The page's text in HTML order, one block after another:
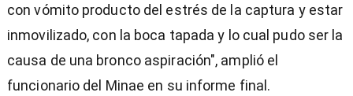
con vómito producto del estrés de la captura y estar
inmovilizado, con la boca tapada y lo cual pudo ser la
causa de una bronco aspiración", amplió el
funcionario del Minae en su informe final.